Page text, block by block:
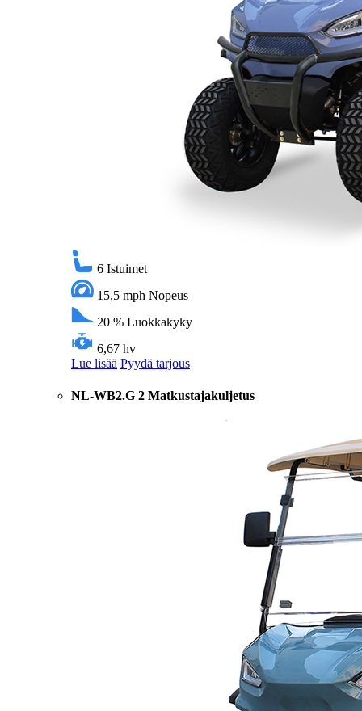
6 Istuimet
15,5 mph Nopeus
20 % Luokkakyky
6,67 hv
Lue lisää Pyydä tarjous
NL-WB2.G 2 Matkustajakuljetus